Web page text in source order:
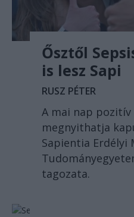
Ősztől
is lesz Sapi
RUSZ PÉTER
A mai nap
megnyithatja
Sapientia Erdélyi
tagozata.